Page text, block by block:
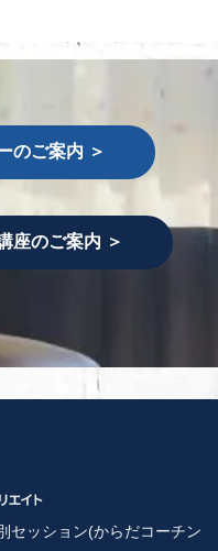
のご案内 ＞
座のご案内 ＞
セッション(からだコーチン